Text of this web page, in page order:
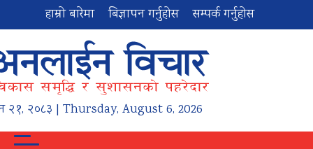
हाम्रो बारेमा बिज्ञापन गर्नुहोस सम्पर्क गर्नुहोस
२१, २०८३ | Thursday, August 6, 2026